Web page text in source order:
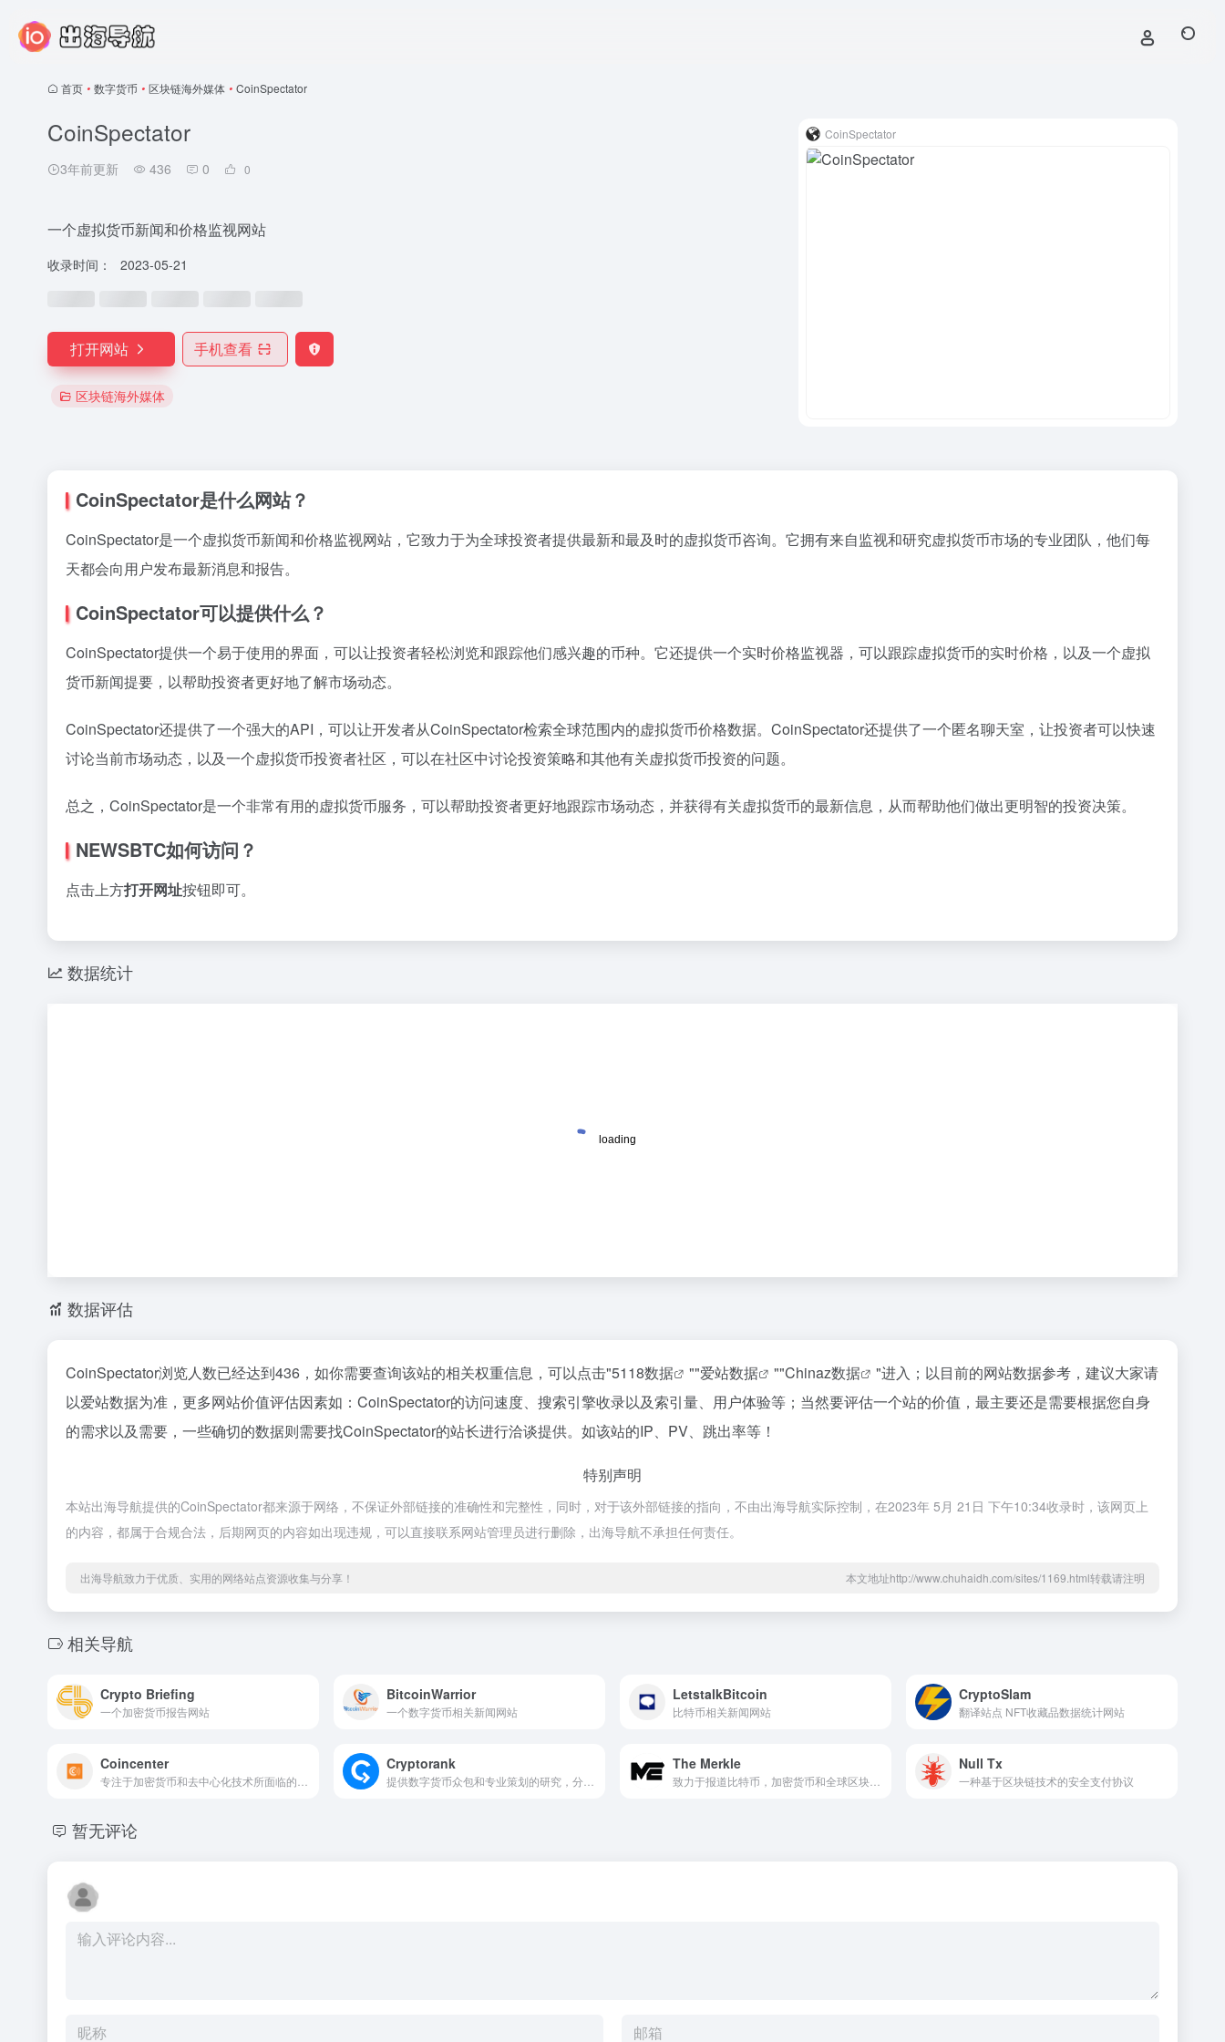
首页 • 数字货币 • 区块链海外媒体 • CoinSpectator
CoinSpectator
3年前更新 436 0 0
一个虚拟货币新闻和价格监视网站
收录时间： 2023-05-21
打开网站 手机查看
区块链海外媒体
CoinSpectator
CoinSpectator是什么网站？
CoinSpectator是一个虚拟货币新闻和价格监视网站，它致力于为全球投资者提供最新和最及时的虚拟货币咨询。它拥有来自监视和研究虚拟货币市场的专业团队，他们每
天都会向用户发布最新消息和报告。
CoinSpectator可以提供什么？
CoinSpectator提供一个易于使用的界面，可以让投资者轻松浏览和跟踪他们感兴趣的币种。它还提供一个实时价格监视器，可以跟踪虚拟货币的实时价格，以及一个虚拟
货币新闻提要，以帮助投资者更好地了解市场动态。
CoinSpectator还提供了一个强大的API，可以让开发者从CoinSpectator检索全球范围内的虚拟货币价格数据。CoinSpectator还提供了一个匿名聊天室，让投资者可以快速
讨论当前市场动态，以及一个虚拟货币投资者社区，可以在社区中讨论投资策略和其他有关虚拟货币投资的问题。
总之，CoinSpectator是一个非常有用的虚拟货币服务，可以帮助投资者更好地跟踪市场动态，并获得有关虚拟货币的最新信息，从而帮助他们做出更明智的投资决策。
NEWSBTC如何访问？
点击上方打开网址按钮即可。
数据统计
数据评估
CoinSpectator浏览人数已经达到436，如你需要查询该站的相关权重信息，可以点击"5118数据 ""爱站数据 ""Chinaz数据
"进入；以目前的网站数据参考，建议大家请
以爱站数据为准，更多网站价值评估因素如：CoinSpectator的访问速度、搜索引擎收录以及索引量、用户体验等；当然要评估一个站的价值，最主要还是需要根据您自身
的需求以及需要，一些确切的数据则需要找CoinSpectator的站长进行洽谈提供。如该站的IP、PV、跳出率等！
特别声明
本站出海导航提供的CoinSpectator都来源于网络，不保证外部链接的准确性和完整性，同时，对于该外部链接的指向，不由出海导航实际控制，在2023年 5月 21日 下午10:34收录时，该网页上
的内容，都属于合规合法，后期网页的内容如出现违规，可以直接联系网站管理员进行删除，出海导航不承担任何责任。
出海导航致力于优质、实用的网络站点资源收集与分享！ 本文地址http://www.chuhaidh.com/sites/1169.html转载请注明
相关导航
Crypto Briefing
一个加密货币报告网站
BitcoinWarrior
一个数字货币相关新闻网站
LetstalkBitcoin
比特币相关新闻网站
CryptoSlam
翻译站点 NFT收藏品数据统计网站
Coincenter Cryptorank The Merkle Null Tx
一种基于区块链技术的安全支付协议
暂无评论